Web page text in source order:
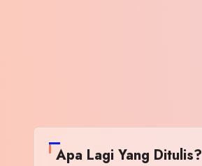
Apa Lagi Yang Ditulis?